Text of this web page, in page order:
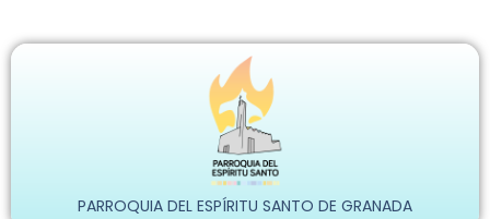
PARROQUIA DEL ESPÍRITU SANTO DE GRANADA